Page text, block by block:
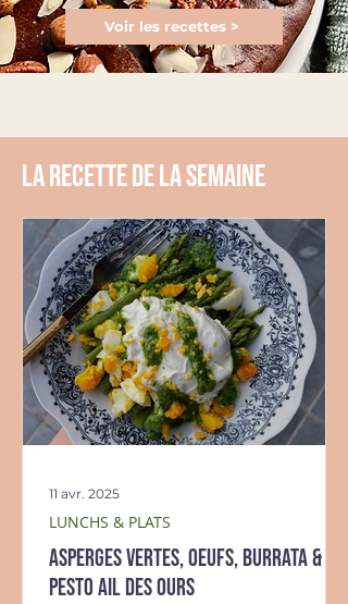
Voir les recettes >
La recette de la semaine
Asperges vertes, oeufs, burrata &
pesto ail des ours
LUNCHS & PLATS
11 avr. 2025